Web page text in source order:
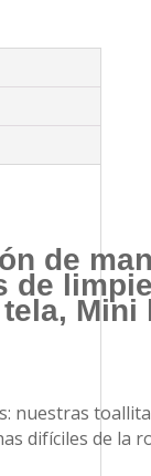
de
de
nuestras
difíciles de la